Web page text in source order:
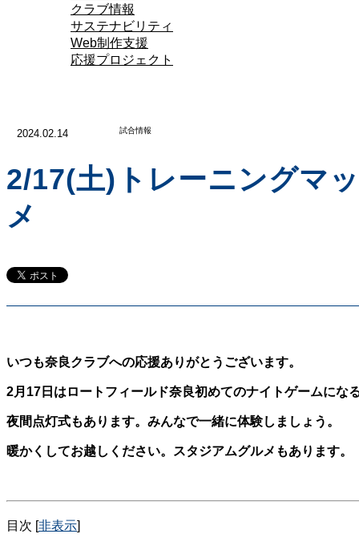
クラブ情報
サステナビリティ
Web制作支援
応援プロジェクト
2024.02.14 試合情報
2/17(土)トレーニングマ
メ
いつも奈良クラブへの応援ありがとうございます。
2月17日はロートフィールド奈良初めてのナイトゲームにな
夜間点灯式もあります。みんなで一緒に体験しましょう。
暖かくしてお越しください。スタジアムグルメもあります。
目次 [非表示]